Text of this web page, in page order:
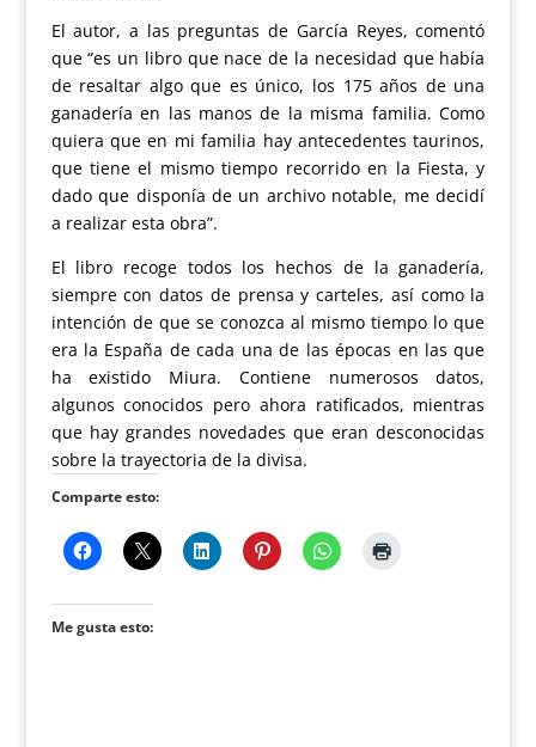
El autor, a las preguntas de García Reyes, comentó
que “es un libro que nace de la necesidad que había
de resaltar algo que es único, los 175 años de una
ganadería en las manos de la misma familia. Como
quiera que en mi familia hay antecedentes taurinos,
que tiene el mismo tiempo recorrido en la Fiesta, y
dado que disponía de un archivo notable, me decidí
a realizar esta obra”.
El libro recoge todos los hechos de la ganadería,
siempre con datos de prensa y carteles, así como la
intención de que se conozca al mismo tiempo lo que
era la España de cada una de las épocas en las que
ha existido Miura. Contiene numerosos datos,
algunos conocidos pero ahora ratificados, mientras
que hay grandes novedades que eran desconocidas
sobre la trayectoria de la divisa.
Comparte esto:
Me gusta esto: